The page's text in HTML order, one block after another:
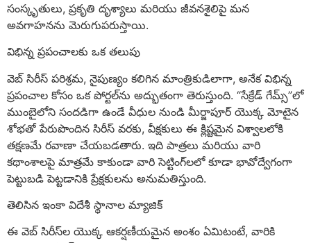
సంస్కృతులు, ప్రకృతి దృశ్యాలు మరియు జీవనశైలిపై మన
అవగాహనను మెరుగుపరుస్తాయి.
విభిన్న ప్రపంచాలకు ఒక తలుపు
వెబ్ సిరీస్ పరిశ్రమ, నైపుణ్యం కలిగిన మాంత్రికుడిలాగా, అనేక విభిన్న
ప్రపంచాల కోసం ఒక పోర్టల్‌ను అద్భుతంగా తెరుస్తుంది. “సేక్రేడ్ గేమ్స్”లో
ముంబైలోని సందడిగా ఉండే వీధుల నుండి మీర్జాపూర్ యొక్క మోటైన
శోభతో పేరుపొందిన సిరీస్ వరకు, వీక్షకులు ఈ క్లిష్టమైన విశ్వాలలోకి
తక్షణమే రవాణా చేయబడతారు. ఇది పాత్రలు మరియు వారి
కథాంశాలపై మాత్రమే కాకుండా వారి సెట్టింగ్‌లలో కూడా భావోద్వేగంగా
పెట్టుబడి పెట్టడానికి ప్రేక్షకులను అనుమతిస్తుంది.
తెలిసిన ఇంకా విదేశీ స్థానాల మ్యాజిక్
ఈ వెబ్ సిరీస్‌ల యొక్క ఆకర్షణీయమైన అంశం ఏమిటంటే, వారికి